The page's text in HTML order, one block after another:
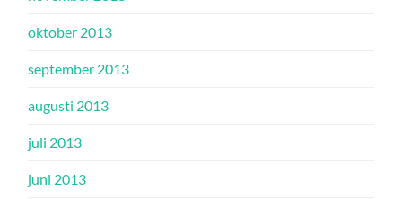
oktober 2013
september 2013
augusti 2013
juli 2013
juni 2013